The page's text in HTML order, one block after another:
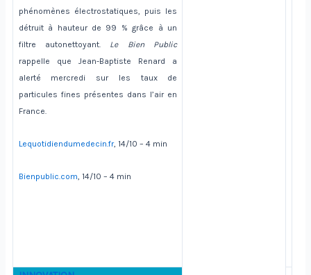
phénomènes électrostatiques, puis les
détruit à hauteur de 99 % grâce à un
filtre autonettoyant. Le Bien Public
rappelle que Jean-Baptiste Renard a
alerté mercredi sur les taux de
particules fines présentes dans l’air en
France.
Lequotidiendumedecin.fr, 14/10 – 4 min
Bienpublic.com, 14/10 – 4 min